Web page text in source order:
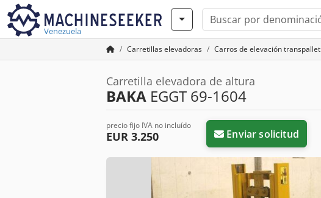
Venezuela
Carretillas elevadoras Carros de elevación transpallet
Carretilla elevadora de altura
BAKA EGGT 69-1604
precio fijo IVA no incluído
EUR 3.250 Enviar solicitud